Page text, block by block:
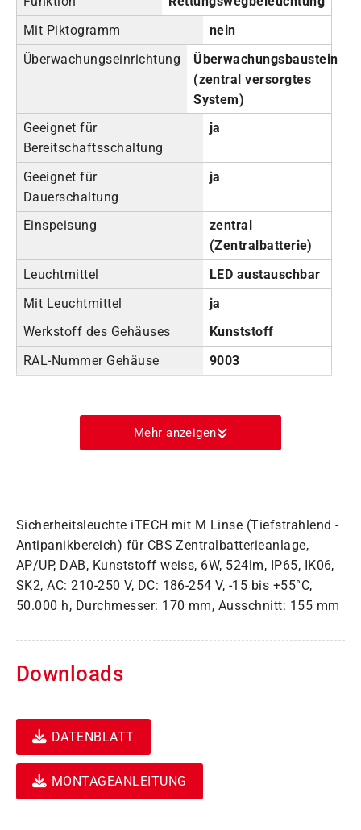
Mit Piktogramm
nein
Überwachungseinrichtung
Überwachungsbaustein
(zentral versorgtes
System)
Geeignet für
Bereitschaftsschaltung
ja
Geeignet für
Dauerschaltung
ja
Einspeisung
zentral
(Zentralbatterie)
Leuchtmittel
LED austauschbar
Mit Leuchtmittel
ja
Werkstoff des Gehäuses
Kunststoff
RAL-Nummer Gehäuse
9003
Mehr anzeigen
Sicherheitsleuchte iTECH mit M Linse (Tiefstrahlend -
Antipanikbereich) für CBS Zentralbatterieanlage,
AP/UP, DAB, Kunststoff weiss, 6W, 524lm, IP65, IK06,
SK2, AC: 210-250 V, DC: 186-254 V, -15 bis +55°C,
50.000 h, Durchmesser: 170 mm, Ausschnitt: 155 mm
Downloads
DATENBLATT
MONTAGEANLEITUNG